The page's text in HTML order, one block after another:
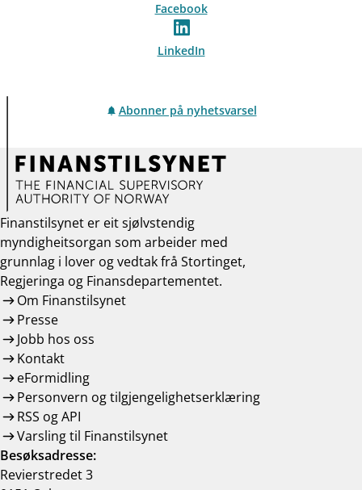
Facebook
LinkedIn
Abonner på nyhetsvarsel
Finanstilsynet er eit sjølvstendig
myndigheitsorgan som arbeider med
grunnlag i lover og vedtak frå Stortinget,
Regjeringa og Finansdepartementet.
Om Finanstilsynet
Presse
Jobb hos oss
Kontakt
eFormidling
Personvern og tilgjengelighetserklæring
RSS og API
Varsling til Finanstilsynet
Besøksadresse:
Revierstredet 3